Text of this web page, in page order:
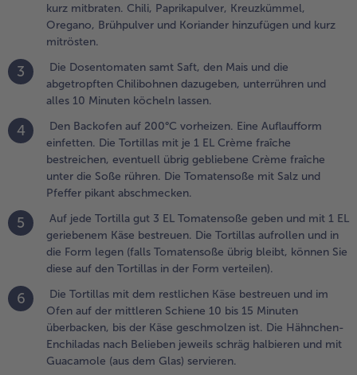
gut 3
und
1 EL
und
die Form
(falls
bleibt,
Sie
auf den
kurz mitbraten. Chili, Paprikapulver, Kreuzkümmel,
Oregano, Brühpulver und Koriander hinzufügen und kurz
mitrösten.
3
Die Dosentomaten samt Saft, den Mais und die
abgetropften Chilibohnen dazugeben, unterrühren und
alles 10 Minuten köcheln lassen.
4
Den Backofen auf 200°C vorheizen. Eine Auflaufform
einfetten. Die Tortillas mit je 1 EL Crème fraîche
bestreichen, eventuell übrig gebliebene Crème fraîche
unter die Soße rühren. Die Tomatensoße mit Salz und
Pfeffer pikant abschmecken.
5
Auf jede Tortilla gut 3 EL Tomatensoße geben und mit 1 EL
geriebenem Käse bestreuen. Die Tortillas aufrollen und in
die Form legen (falls Tomatensoße übrig bleibt, können Sie
diese auf den Tortillas in der Form verteilen).
6
Die Tortillas mit dem restlichen Käse bestreuen und im
Ofen auf der mittleren Schiene 10 bis 15 Minuten
überbacken, bis der Käse geschmolzen ist. Die Hähnchen-
Enchiladas nach Belieben jeweils schräg halbieren und mit
Guacamole (aus dem Glas) servieren.